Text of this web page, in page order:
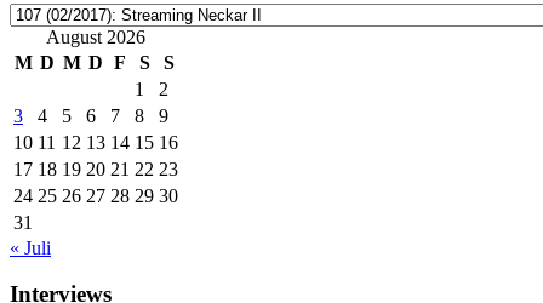
Kategorien
August 2026
M D M D F S
S
1
2
3
4 5 6 7 8
9
10 11 12 13 14 15 16
17 18 19 20 21 22 23
24 25 26 27 28 29 30
31
« Juli
Interviews